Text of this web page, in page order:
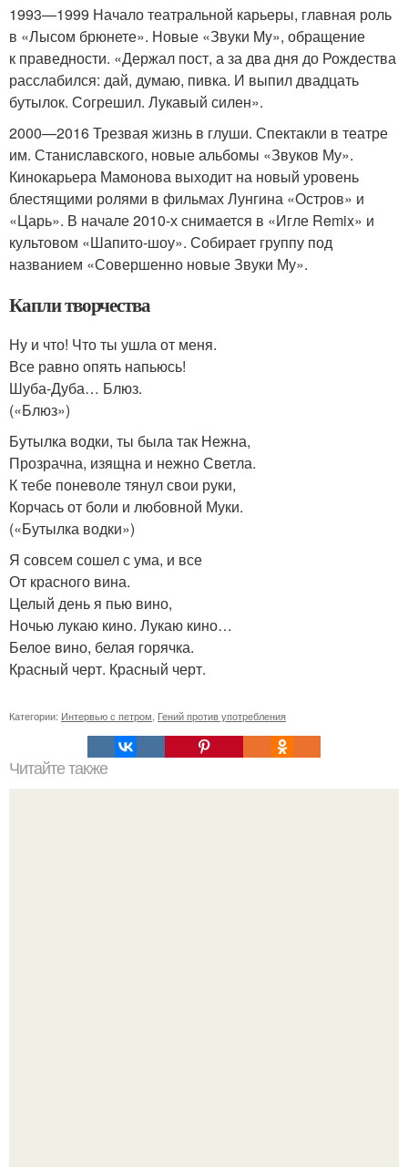
1993—1999 Начало теат­ральной карьеры, главная роль
в «Лысом брюнете». Новые «Звуки My», обращение
к праведности. «Держал пост, а за два дня до Рождества
расслабился: дай, думаю, пивка. И выпил двадцать
бутылок. Согрешил. Лукавый силен».
2000—2016 Трезвая жизнь в глуши. Спектакли в театре
им. Станиславского, новые альбомы «Звуков Му».
Кинокарьера Мамонова выходит на новый уровень
блестящими ролями в фильмах Лунгина «Остров» и
«Царь». В начале 2010-х снимается в «Игле Remix» и
культовом «Шапито-шоу». Собирает группу под
названием «Совершенно новые Звуки Му».
Капли творчества
Ну и что! Что ты ушла от меня.
Все равно опять напьюсь!
Шуба-Дуба… Блюз.
(«Блюз»)
Бутылка водки, ты была так Нежна,
Прозрачна, изящна и нежно Светла.
К тебе поневоле тянул свои руки,
Корчась от боли и любовной Муки.
(«Бутылка водки»)
Я совсем сошел с ума, и все
От красного вина.
Целый день я пью вино,
Ночью лукаю кино. Лукаю кино…
Белое вино, белая горячка.
Красный черт. Красный черт.
Категории: Интервью с петром Гений против употребления
Читайте также